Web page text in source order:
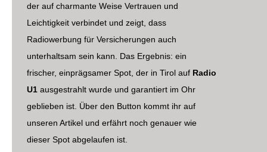
der auf charmante Weise Vertrauen und
Leichtigkeit verbindet und zeigt, dass
Radiowerbung für Versicherungen auch
unterhaltsam sein kann. Das Ergebnis: ein
frischer, einprägsamer Spot, der in Tirol auf Radio
U1 ausgestrahlt wurde und garantiert im Ohr
geblieben ist. Über den Button kommt ihr auf
unseren Artikel und erfährt noch genauer wie
dieser Spot abgelaufen ist.